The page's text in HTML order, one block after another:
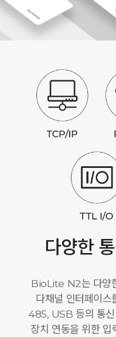
다양한
BioLite N2는 다양
다채널 인터페이
485, USB 등의 통신
장치 연동을 위한 입